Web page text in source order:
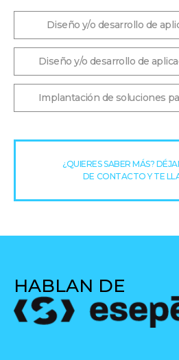
Diseño y/o desarrollo de
¿QUIERES SABER MÁS?
DE CONTACTO Y TE
HABLAN DE